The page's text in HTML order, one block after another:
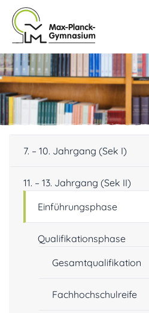
7. – 10. Jahrgang (Sek I)
11. – 13. Jahrgang (Sek II)
Einführungsphase
Qualifikationsphase
Gesamtqualifikation
Fachhochschulreife